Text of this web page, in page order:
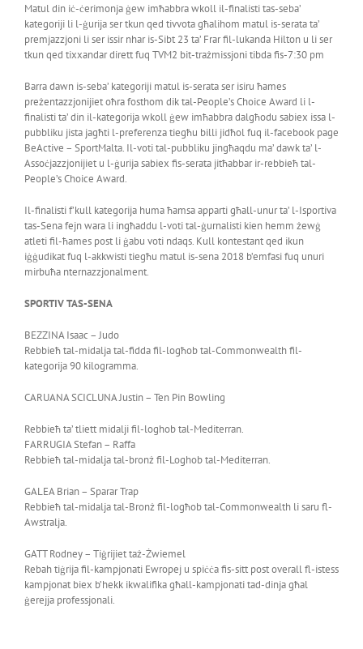
Matul din iċ-ċerimonja ġew imħabbra wkoll il-finalisti tas-seba’
kategoriji li l-ġurija ser tkun qed tivvota għalihom matul is-serata ta’
premjazzjoni li ser issir nhar is-Sibt 23 ta’ Frar fil-lukanda Hilton u li ser
tkun qed tixxandar dirett fuq TVM2 bit-trażmissjoni tibda fis-7:30 pm
Barra dawn is-seba’ kategoriji matul is-serata ser isiru ħames
preżentazzjonijiet oħra fosthom dik tal-People’s Choice Award li l-
finalisti ta’ din il-kategorija wkoll ġew imħabbra dalgħodu sabiex issa l-
pubbliku jista jagħti l-preferenza tiegħu billi jidħol fuq il-facebook page
BeActive – SportMalta. Il-voti tal-pubbliku jingħaqdu ma’ dawk ta’ l-
Assoċjazzjonijiet u l-ġurija sabiex fis-serata jitħabbar ir-rebbieħ tal-
People’s Choice Award.
Il-finalisti f’kull kategorija huma ħamsa apparti għall-unur ta’ l-Isportiva
tas-Sena fejn wara li ingħaddu l-voti tal-ġurnalisti kien hemm żewġ
atleti fil-ħames post li ġabu voti ndaqs. Kull kontestant qed ikun
iġġudikat fuq l-akkwisti tiegħu matul is-sena 2018 b’emfasi fuq unuri
mirbuħa nternazzjonalment.
SPORTIV TAS-SENA
BEZZINA Isaac – Judo
Rebbieħ tal-midalja tal-fidda fil-logħob tal-Commonwealth fil-
kategorija 90 kilogramma.
CARUANA SCICLUNA Justin – Ten Pin Bowling
Rebbieħ ta’ tliett midalji fil-loghob tal-Mediterran.
FARRUGIA Stefan – Raffa
Rebbieħ tal-midalja tal-bronż fil-Loghob tal-Mediterran.
GALEA Brian – Sparar Trap
Rebbieħ tal-midalja tal-Bronż fil-logħob tal-Commonwealth li saru fl-
Awstralja.
GATT Rodney – Tiġrijiet taż-Żwiemel
Rebah tiġrija fil-kampjonati Ewropej u spiċċa fis-sitt post overall fl-istess
kampjonat biex b’hekk ikwalifika għall-kampjonati tad-dinja għal
ġerejja professjonali.